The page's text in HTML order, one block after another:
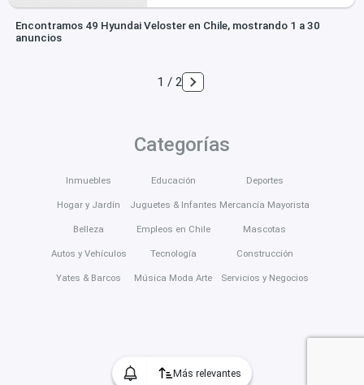
Más relevantes
Encontramos 49 Hyundai Veloster en Chile, mostrando 1 a 30
anuncios
1 / 2
Categorías
Inmuebles
Hogar y Jardín
Belleza
Autos y Vehículos
Yates & Barcos
Educación
Juguetes & Infantes
Empleos en Chile
Tecnología
Música Moda Arte
Deportes
Mercancía Mayorista
Mascotas
Construcción
Servicios y Negocios